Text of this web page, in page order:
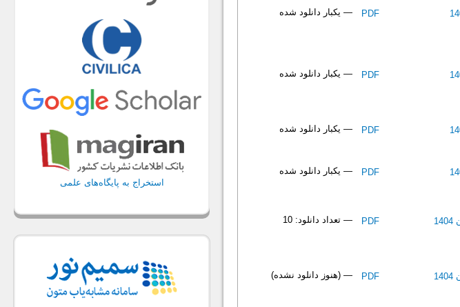
PDF — یکبار دانلود شده
PDF — یکبار دانلود شده
PDF — یکبار دانلود شده
PDF — یکبار دانلود شده
PDF — تعداد دانلود: 10
PDF — (هنوز دانلود نشده)
استخراج به پایگاه‌های علمی